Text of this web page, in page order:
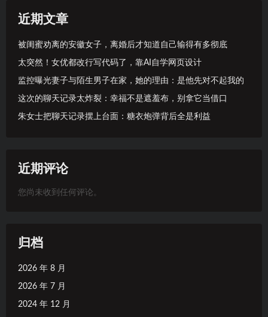
近期文章
被闺蜜劝离的安徽女子，离婚后才知道自己输得有多彻底
太突然！女优都改行写代码了，靠AI自学网页设计
监控曝光妻子与陌生男子在家，她的理由：是他先对不起我的
这次的聊天记录太炸裂：幸福不是遮羞布，别拿它当借口
朱女士把聊天记录摆上台面：糖衣炮弹背后全是利益
近期评论
您尚未收到任何评论。
归档
2026 年 8 月
2026 年 7 月
2024 年 12 月